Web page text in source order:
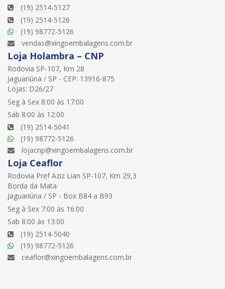
(19) 2514-5127
(19) 2514-5126
(19) 98772-5126
vendas@xingoembalagens.com.br
Loja Holambra – CNP
Rodovia SP-107, Km 28
Jaguariúna / SP - CEP: 13916-875
Lojas: D26/27
Seg à Sex 8:00 às 17:00
Sab 8:00 às 12:00
(19) 2514-5041
(19) 98772-5126
lojacnp@xingoembalagens.com.br
Loja Ceaflor
Rodovia Pref Aziz Lian SP-107, Km 29,3
Borda da Mata
Jaguariúna / SP - Box B84 a B93
Seg à Sex 7:00 às 16:00
Sab 8:00 às 13:00
(19) 2514-5040
(19) 98772-5126
ceaflor@xingoembalagens.com.br